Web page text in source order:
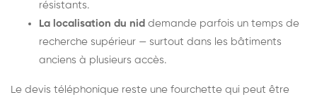
résistants.
La localisation du nid demande parfois un temps de
recherche supérieur — surtout dans les bâtiments
anciens à plusieurs accès.
Le devis téléphonique reste une fourchette qui peut être